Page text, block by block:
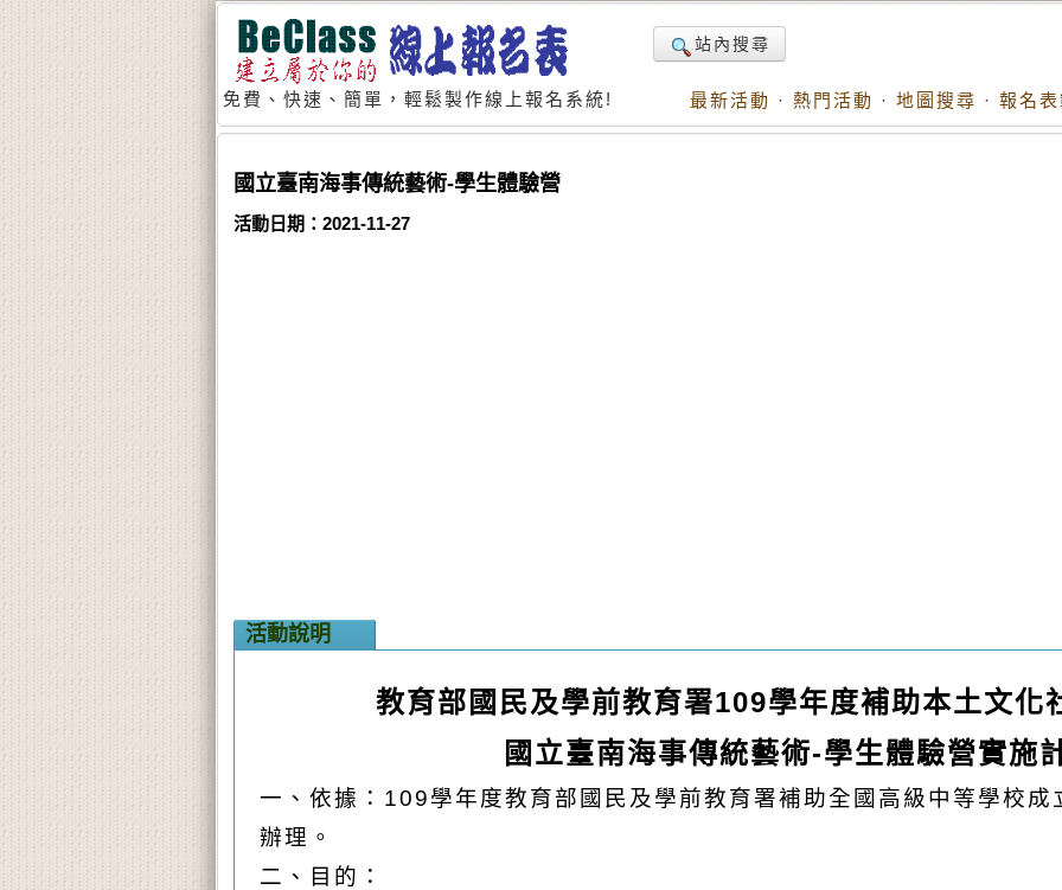
免費、快速、簡單，輕鬆製作線上報名系統!
站內搜尋
最新活動 · 熱門活動 · 地圖搜尋 · 報名
國立臺南海事傳統藝術-學生體驗營
活動日期：2021-11-27
活動說明
教育部國民及學前教育署109學年度補助本土文化
國立臺南海事傳統藝術-學生體驗營實施
一、依據：109學年度教育部國民及學前教育署補助全國高級中等學校成
辦理。
二、目的：